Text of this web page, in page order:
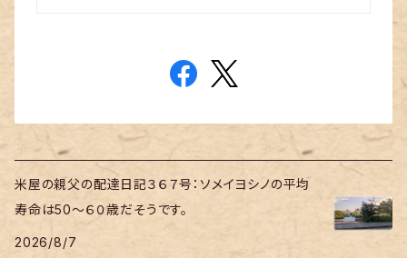
米屋の親父の配達日記３６７号：ソメイヨシノの平均
寿命は50～６０歳だそうです。
2026/8/7